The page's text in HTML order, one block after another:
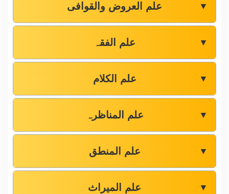
علم العروض والقوافی ▼
علم الفقہ ▼
علم الکلام ▼
علم المناظرہ ▼
علم المنطق ▼
علم المیراث ▼